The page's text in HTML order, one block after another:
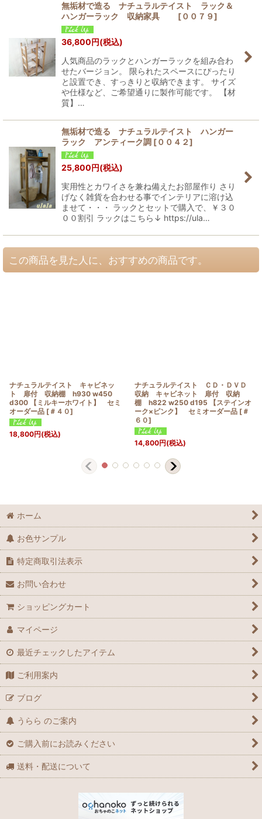
無垢材で造る ナチュラルテイスト ラック＆
ハンガーラック 収納家具
[００７９]
36,800円(税込)
人気商品のラックとハンガーラックを組み合わ
せたバージョン。 限られたスペースにぴったり
と設置でき、すっきりと収納できます。 サイズ
や仕様など、ご希望通りに製作可能です。 【材
質】…
無垢材で造る ナチュラルテイスト ハンガー
ラック アンティーク調 [００４２]
25,800円(税込)
実用性とカワイさを兼ね備えたお部屋作り さり
げなく雑貨を合わせる事でインテリアに溶け込
ませて・・・ ラックとセットで購入で、￥３０
００割引 ラックはこちら↓ https://ula…
この商品を見た人に、おすすめの商品です。
ナチュラルテイスト キャビネッ
ト 扉付 収納棚 h930 w450
d300 【ミルキーホワイト】 セミ
オーダー品 [ ＃４０]
18,800円(税込)
ナチュラルテイスト ＣＤ・ＤＶＤ
収納 キャビネット 扉付 収納
棚 h822 w250 d195 【ステインオ
ーク×ピンク】 セミオーダー品 [ ＃
６０]
14,800円(税込)
ホーム
お色サンプル
特定商取引法表示
お問い合わせ
ショッピングカート
マイページ
最近チェックしたアイテム
ご利用案内
ブログ
うらら のご案内
ご購入前にお読みください
送料・配送について